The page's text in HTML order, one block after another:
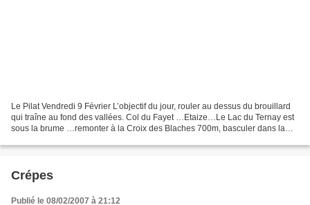
Le Pilat Vendredi 9 Février L’objectif du jour, rouler au dessus du brouillard
qui traîne au fond des vallées. Col du Fayet …Etaize…Le Lac du Ternay est
sous la brume …remonter à la Croix des Blaches 700m, basculer dans la
Crépes
Publié le 08/02/2007 à 21:12